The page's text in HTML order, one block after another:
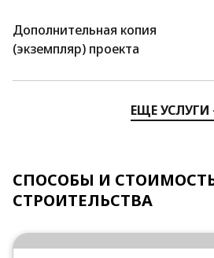
Дополнительная копия
(экземпляр) проекта
ЕЩЕ УСЛУГИ
СПОСОБЫ И
СТРОИТЕЛЬСТВА